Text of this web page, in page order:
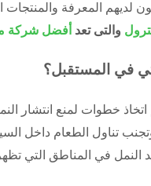
لديهم المعرفة والمنتجات
والتى تعد أفضل شركة
في المستقبل؟
خطوات لمنع انتشار
تناول الطعام داخل
في المناطق التي